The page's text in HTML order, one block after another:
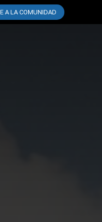
A LA COMUNIDAD